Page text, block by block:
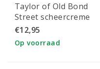
Taylor of Old Bond
Street scheercreme
Sensitive skin Jermyn
St College 75ml
€12,95
Op voorraad